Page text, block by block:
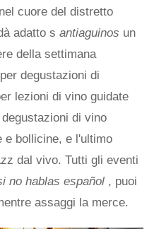
cuore del distretto
adatto s antiaguinos un
della settimana
degustazioni di
lezioni di vino guidate
di vino
e bollicine, e l'ultimo
dal vivo. Tutti gli eventi
no hablas español , puoi
assaggi la merce.